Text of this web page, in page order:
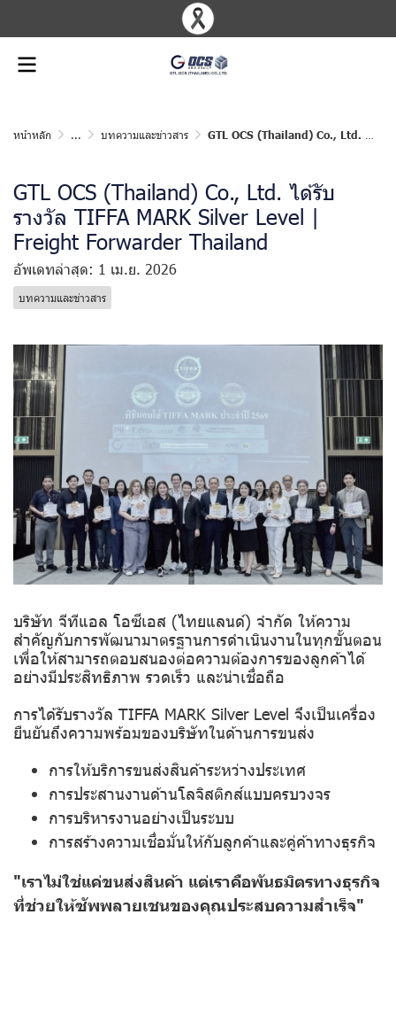
หน้าหลัก ... บทความและข่าวสาร GTL OCS (Thailand) Co., Ltd. ได้รับรางวัล TIFFA MARK Silver Level | Freight Forwarder Thailand
GTL OCS (Thailand) Co., Ltd. ได้รับ
รางวัล TIFFA MARK Silver Level |
Freight Forwarder Thailand
อัพเดทล่าสุด: 1 เม.ย. 2026
บทความและข่าวสาร
บริษัท จีทีแอล โอซีเอส (ไทยแลนด์) จำกัด ให้ความ
สำคัญกับการพัฒนามาตรฐานการดำเนินงานในทุกขั้นตอน
เพื่อให้สามารถตอบสนองต่อความต้องการของลูกค้าได้
อย่างมีประสิทธิภาพ รวดเร็ว และน่าเชื่อถือ
การได้รับรางวัล TIFFA MARK Silver Level จึงเป็นเครื่อง
ยืนยันถึงความพร้อมของบริษัทในด้านการขนส่ง
การให้บริการขนส่งสินค้าระหว่างประเทศ
การประสานงานด้านโลจิสติกส์แบบครบวงจร
การบริหารงานอย่างเป็นระบบ
การสร้างความเชื่อมั่นให้กับลูกค้าและคู่ค้าทางธุรกิจ
"เราไม่ใช่แค่ขนส่งสินค้า แต่เราคือพันธมิตรทางธุรกิจ
ที่ช่วยให้ซัพพลายเชนของคุณประสบความสำเร็จ"